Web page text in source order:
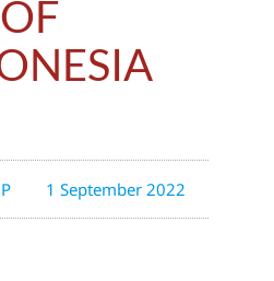
OF
1 September 2022